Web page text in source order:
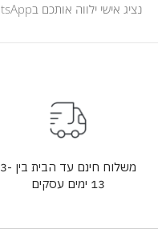
נציג אישי ילווה אותכם בWhatsApp לאורך כל מהלך ההזמנה .
משלוח חינם עד הבית בין 3-
13 ימים עסקים